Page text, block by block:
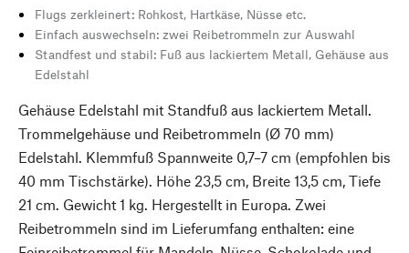
Flugs zerkleinert: Rohkost, Hartkäse, Nüsse etc.
Einfach auswechseln: zwei Reibetrommeln zur Auswahl
Standfest und stabil: Fuß aus lackiertem Metall, Gehäuse aus
Edelstahl
Gehäuse Edelstahl mit Standfuß aus lackiertem Metall.
Trommelgehäuse und Reibetrommeln (Ø 70 mm)
Edelstahl. Klemmfuß Spannweite 0,7–7 cm (empfohlen bis
40 mm Tischstärke). Höhe 23,5 cm, Breite 13,5 cm, Tiefe
21 cm. Gewicht 1 kg. Hergestellt in Europa. Zwei
Reibetrommeln sind im Lieferumfang enthalten: eine